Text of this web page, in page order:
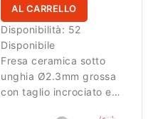
AL CARRELLO
Disponibilità: 52
Disponibile
Fresa ceramica sotto
unghia Ø2.3mm grossa
con taglio incrociato e